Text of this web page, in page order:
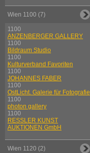
Wien 1100 (7)
1100
ANZENBERGER GALLERY
1100
Bildraum Studio
1100
Kulturverband Favoriten
1100
JOHANNES FABER
1100
OstLicht. Galerie für Fotografie
1100
photon gallery
1100
RESSLER KUNST
AUKTIONEN GmbH
Wien 1120 (2)